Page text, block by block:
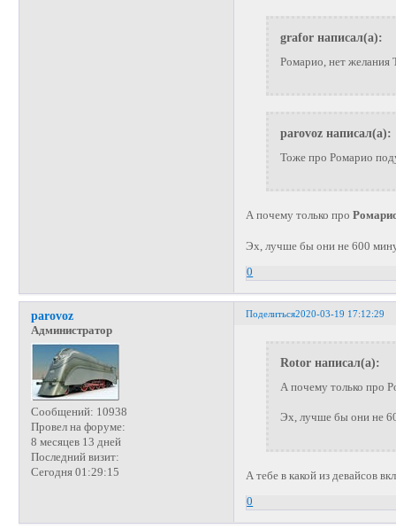
grafor написал(а):
Ромарио, нет
parovoz написал(а):
Тоже про Ромарио
А почему только про
Эх, лучше бы они не 600
0
Поделиться2020-03-19 17:12:29
parovoz
Администратор
Сообщений: 10938
Провел на форуме:
8 месяцев 13 дней
Последний визит:
Сегодня 01:29:15
Rotor написал(а):
А почему только про
Эх, лучше бы они не
А тебе в какой из девайсов
0